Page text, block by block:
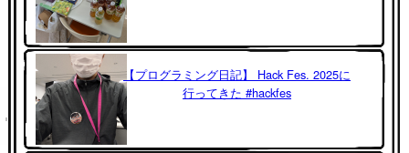
【プログラミング日記】 Hack Fes. 2025に
行ってきた #hackfes